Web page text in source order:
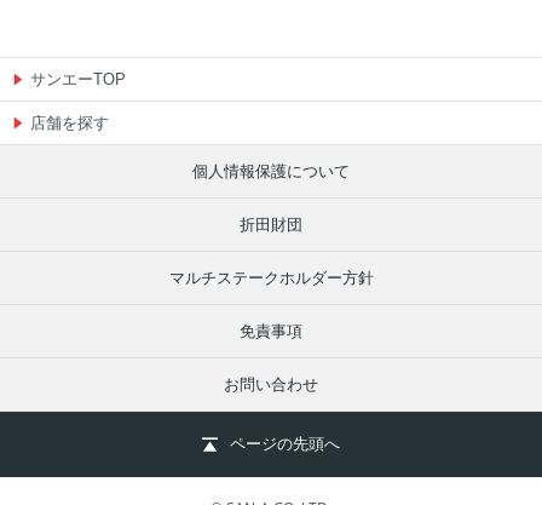
1F
店名
10:00～19:00(ケータイコーナー)
あ
店名
10:00～19:00(ケータイコーナー)
サンエーTOP
店舗を探す
個人情報保護について
折田財団
マルチステークホルダー方針
免責事項
お問い合わせ
ページの先頭へ